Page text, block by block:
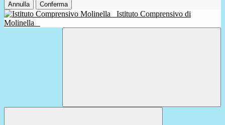
Annulla Conferma
Istituto Comprensivo di
Molinella